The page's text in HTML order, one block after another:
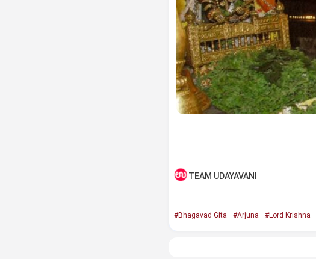
TEAM UDAYAVANI
#Bhagavad Gita #Arjuna #Lord Krishna